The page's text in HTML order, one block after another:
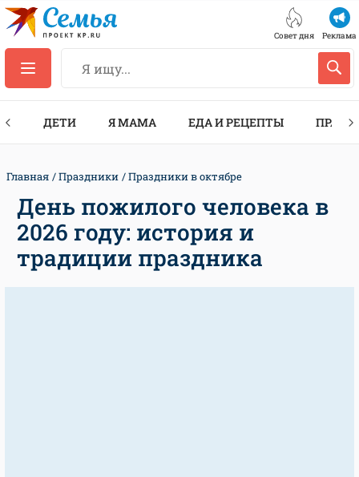
Совет дня Реклама
ДЕТИ Я МАМА ЕДА И РЕЦЕПТЫ
Главная Праздники Праздники в октябре
День пожилого человека в
2026 году: история и
традиции праздника